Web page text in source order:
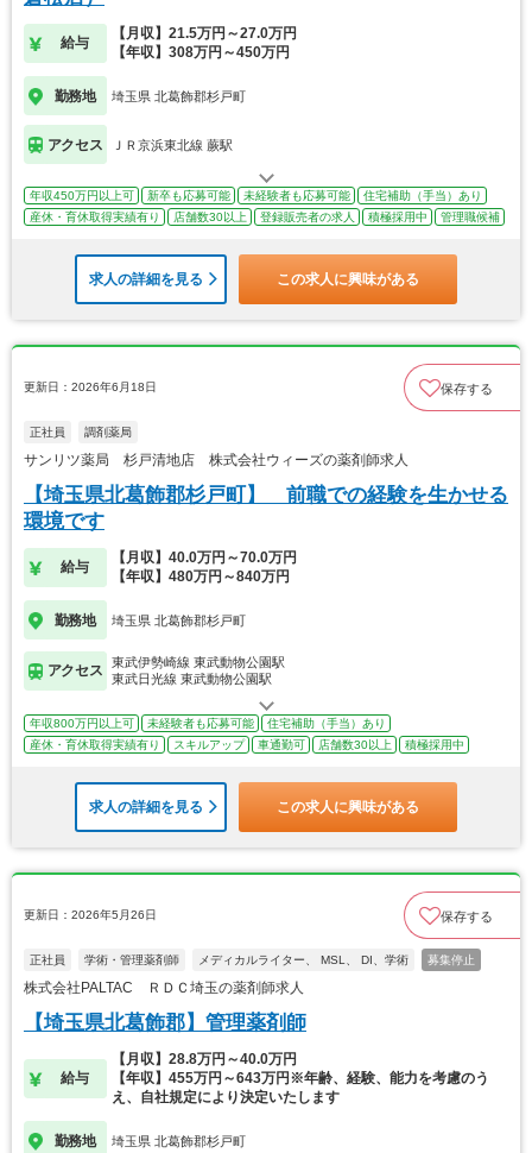
給与
【月収】21.5万円～27.0万円
【年収】308万円～450万円
勤務地 埼玉県 北葛飾郡杉戸町
アクセス ＪＲ京浜東北線 蕨駅
年収450万円以上可 新卒も応募可能 未経験者も応募可能
住宅補助（手当）あり
産休・育休取得実績有り
店舗数30以上 登録販売者の求人 積極採用中 管理職候補
求人の詳細を見る この求人に興味がある
更新日：2026年6月18日 保存する
正社員 調剤薬局
サンリツ薬局 杉戸清地店 株式会社ウィーズの薬剤師求人
【埼玉県北葛飾郡杉戸町】 前職での経験を生かせる
環境です
給与
【月収】40.0万円～70.0万円
【年収】480万円～840万円
勤務地 埼玉県 北葛飾郡杉戸町
アクセス
東武伊勢崎線 東武動物公園駅
東武日光線 東武動物公園駅
年収800万円以上可 未経験者も応募可能
住宅補助（手当）あり
産休・育休取得実績有り
スキルアップ 車通勤可 店舗数30以上 積極採用中
求人の詳細を見る この求人に興味がある
更新日：2026年5月26日 保存する
正社員 学術・管理薬剤師 メディカルライター、 MSL、 DI、学術 募集停止
株式会社PALTAC ＲＤＣ埼玉の薬剤師求人
【埼玉県北葛飾郡】管理薬剤師
給与
【月収】28.8万円～40.0万円
【年収】455万円～643万円※年齢、経験、能力を考慮のう
え、自社規定により決定いたします
勤務地 埼玉県 北葛飾郡杉戸町